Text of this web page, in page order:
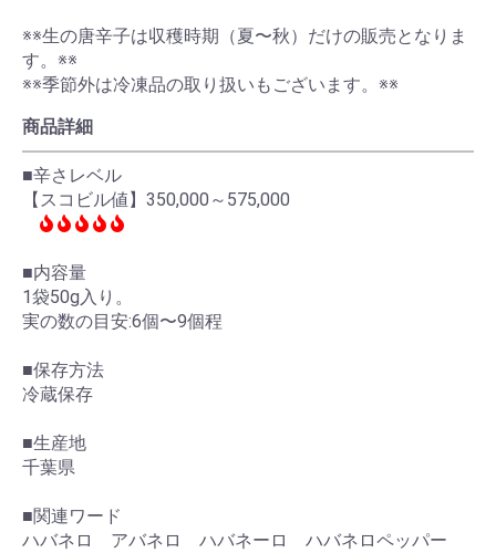
※※生の唐辛子は収穫時期（夏〜秋）だけの販売となりま
す。※※
※※季節外は冷凍品の取り扱いもございます。※※
商品詳細
■辛さレベル
【スコビル値】350,000～575,000
■内容量
1袋50g入り。
実の数の目安:6個〜9個程
■保存方法
冷蔵保存
■生産地
千葉県
■関連ワード
ハバネロ アバネロ ハバネーロ ハバネロペッパー